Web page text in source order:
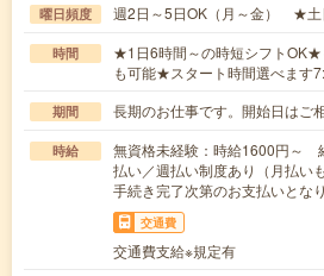
曜日頻度 週2日～5日OK（月～金） ★土
時間
★1日6時間～の時短シフトOK★
も可能★スタート時間選べます
期間 長期のお仕事です。開始日は
時給
無資格未経験：時給1600円～
払い／週払い制度あり（月払い
手続き完了次第のお支払いとなり
交通費
交通費支給※規定有